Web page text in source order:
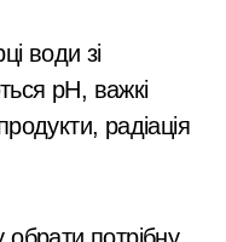
pH, важкі
радіація